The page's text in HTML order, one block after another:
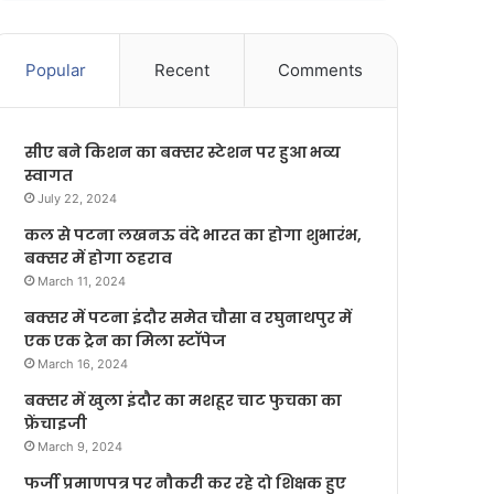
Popular Recent Comments
सीए बने किशन का बक्सर स्टेशन पर हुआ भव्य
स्वागत
July 22, 2024
कल से पटना लखनऊ वंदे भारत का होगा शुभारंभ,
बक्सर में होगा ठहराव
March 11, 2024
बक्सर में पटना इंदौर समेत चौसा व रघुनाथपुर में
एक एक ट्रेन का मिला स्टॉपेज
March 16, 2024
बक्सर में खुला इंदौर का मशहूर चाट फुचका का
फ्रेंचाइजी
March 9, 2024
फर्जी प्रमाणपत्र पर नौकरी कर रहे दो शिक्षक हुए